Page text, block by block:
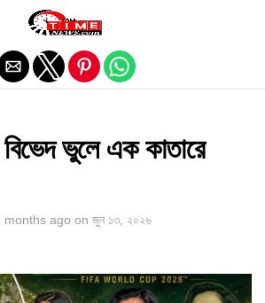
বিভেদ ভুলে এক কাতারে
months ago on জুন ১৩, ২০২৬
Exit mobile version